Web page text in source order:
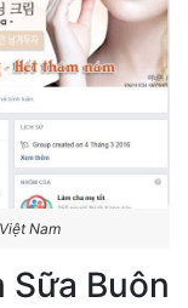
Nam
Sữa Buôn